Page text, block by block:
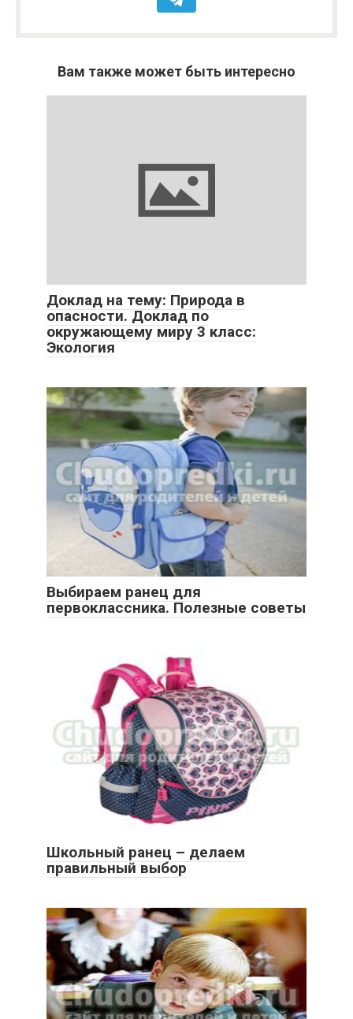
Вам также может быть интересно
Доклад на тему: Природа в
опасности. Доклад по
окружающему миру 3 класс:
Экология
Выбираем ранец для
первоклассника. Полезные советы
Школьный ранец – делаем
правильный выбор